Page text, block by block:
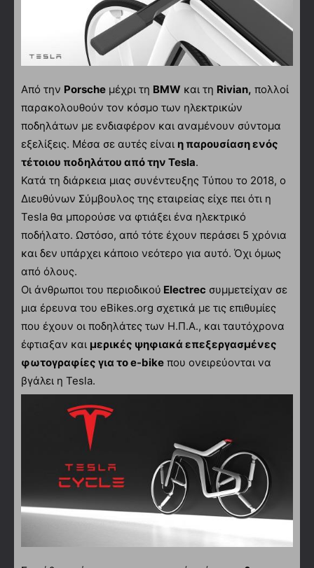
Από την Porsche μέχρι τη BMW και τη Rivian, πολλοί
παρακολουθούν τον κόσμο των ηλεκτρικών
ποδηλάτων με ενδιαφέρον και αναμένουν σύντομα
εξελίξεις. Μέσα σε αυτές είναι η παρουσίαση ενός
τέτοιου ποδηλάτου από την Tesla.
Κατά τη διάρκεια μιας συνέντευξης Τύπου το 2018, ο
Διευθύνων Σύμβουλος της εταιρείας είχε πει ότι η
Tesla θα μπορούσε να φτιάξει ένα ηλεκτρικό
ποδήλατο. Ωστόσο, από τότε έχουν περάσει 5 χρόνια
και δεν υπάρχει κάποιο νεότερο για αυτό. Όχι όμως
από όλους.
Οι άνθρωποι του περιοδικού Electrec συμμετείχαν σε
μια έρευνα του eBikes.org σχετικά με τις επιθυμίες
που έχουν οι ποδηλάτες των Η.Π.Α., και ταυτόχρονα
έφτιαξαν και μερικές ψηφιακά επεξεργασμένες
φωτογραφίες για το e-bike που ονειρεύονται να
βγάλει η Tesla.